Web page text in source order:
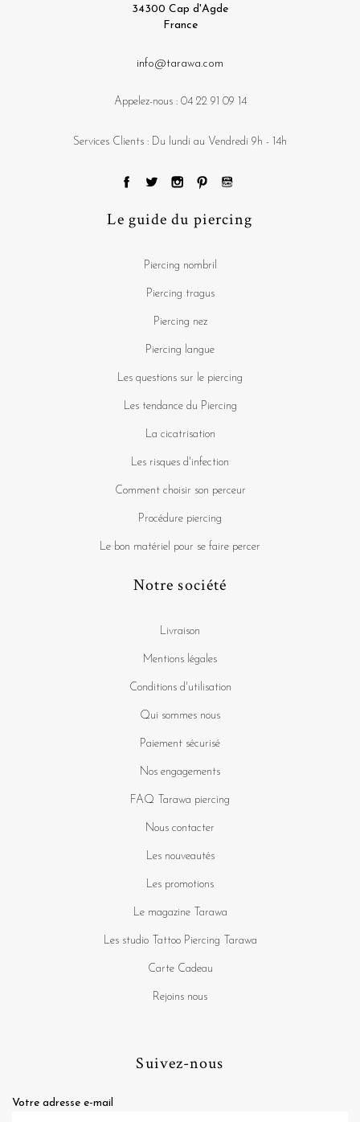
34300 Cap d'Agde
France
info@tarawa.com
Appelez-nous : 04 22 91 09 14
Services Clients : Du lundi au Vendredi 9h - 14h
Le guide du piercing
Piercing nombril
Piercing tragus
Piercing nez
Piercing langue
Les questions sur le piercing
Les tendance du Piercing
La cicatrisation
Les risques d'infection
Comment choisir son perceur
Procédure piercing
Le bon matériel pour se faire percer
Notre société
Livraison
Mentions légales
Conditions d'utilisation
Qui sommes nous
Paiement sécurisé
Nos engagements
FAQ Tarawa piercing
Nous contacter
Les nouveautés
Les promotions
Le magazine Tarawa
Les studio Tattoo Piercing Tarawa
Carte Cadeau
Rejoins nous
Suivez-nous
Votre adresse e-mail